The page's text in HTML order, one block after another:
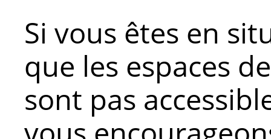
Si vous êtes en
que les espaces
sont pas